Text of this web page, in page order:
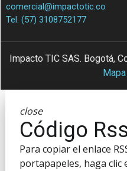
comercial@impactotic.co
Tel. (57) 3108752177
Impacto TIC SAS. Bogotá,
close
Código
Para copiar el enlace
portapapeles, haga clic